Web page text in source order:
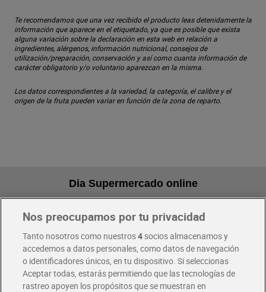
Te recomendamos que una vez recibido el producto leas detenidamente la
información que aparece en el etiquetado, ya que es posible que exista
alguna variación sobre la declaración en esta web en relación a
ingredientes, alérgenos, información nutricional, consejos de
utilización/preparación, conservación y así como cuanta información de
carácter obligatorio y/o voluntario aparezcan en la misma.
Los datos correspondientes a la variedad, la categoría, el calibre y el
origen de la fruta pueden variar en función de la zona de reparto.
Dia Supermercado online
Pide hoy, recibe hoy
Envío gratis por compras superiores a 100€
Envío estandar por 4,99€
Nos preocupamos por tu privacidad
Tanto nosotros como nuestros4socios almacenamos y
accedemos a datos personales, como datos de navegación
o identificadores únicos, en tu dispositivo. Si seleccionas
Aceptar todas, estarás permitiendo que las tecnologías de
rastreo apoyen los propósitos que se muestran en